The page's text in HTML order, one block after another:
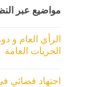
مواضيع عبر
الرأي العام و
الحريات العامة
اجتهاد قضائي